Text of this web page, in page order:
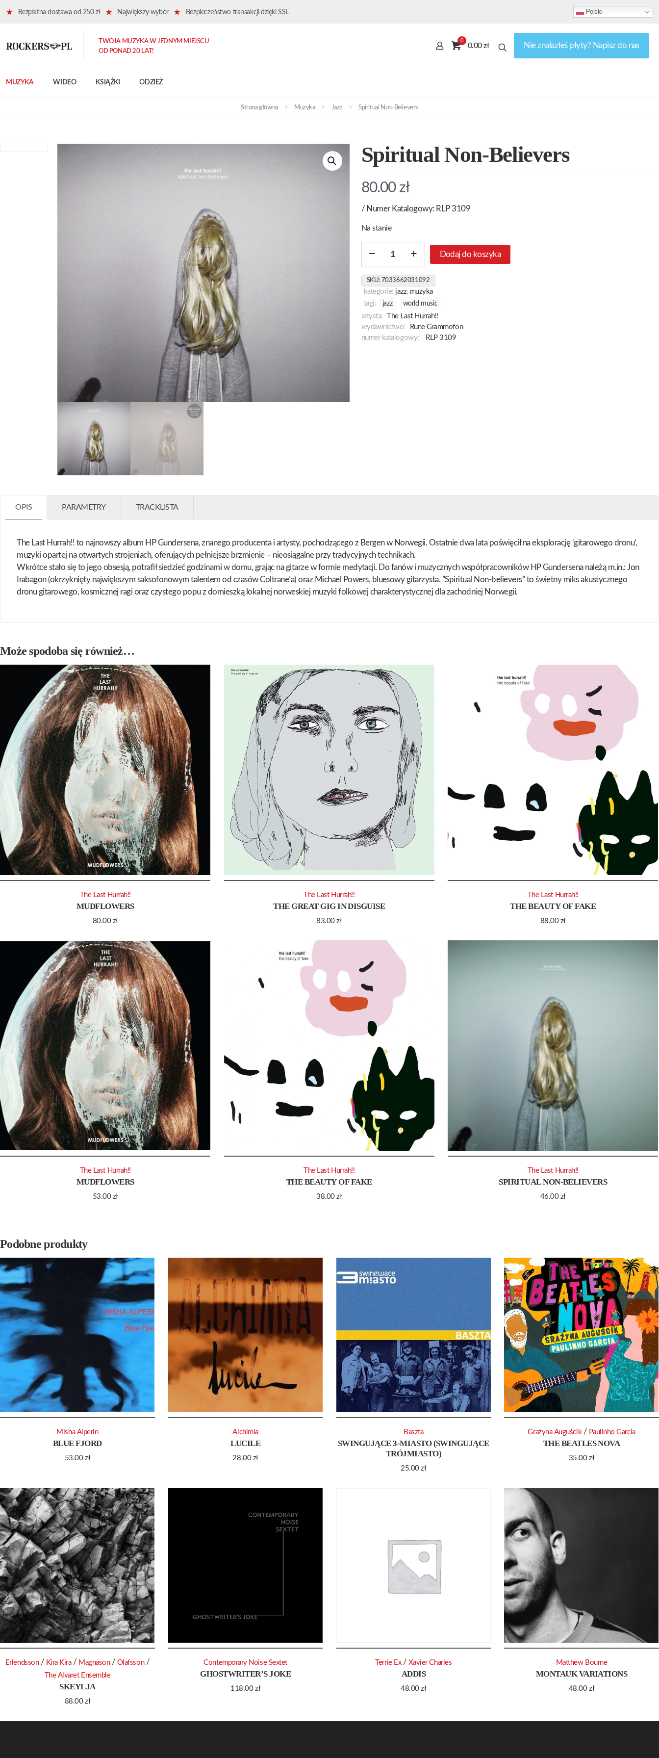
Bezpłatna dostawa od 250 zł Największy wybór Bezpieczeństwo transakcji dzięki SSL Polski
MUZYKA WIDEO KSIĄŻKI ODZIEŻ
TWOJA MUZYKA W JEDNYM MIEJSCU
OD PONAD 20 LAT!
0
0.00 zł Nie znalazłeś płyty? Napisz do nas
Strona główna Muzyka Jazz Spiritual Non-Believers
Spiritual Non-Believers
80.00 zł
/ Numer Katalogowy: RLP 3109
Na stanie
Believers
Dodaj do koszyka
SKU: 7033662031092
kategorie: jazz, muzyka
tagi:
jazz world music
artysta:
The Last Hurrah!!
wydawnictwo:
Rune Grammofon
numer katalogowy:
RLP 3109
OPIS PARAMETRY TRACKLISTA
The Last Hurrah!! to najnowszy album HP Gundersena, znanego producenta i artysty, pochodzącego z Bergen w Norwegii. Ostatnie dwa lata poświęcił na eksplorację ‘gitarowego dronu’,
muzyki opartej na otwartych strojeniach, oferujących pełniejsze brzmienie – nieosiągalne przy tradycyjnych technikach.
Wkrótce stało się to jego obsesją, potrafił siedzieć godzinami w domu, grając na gitarze w formie medytacji. Do fanów i muzycznych współpracowników HP Gundersena należą m.in.: Jon
Irabagon (okrzyknięty największym saksofonowym talentem od czasów Coltrane’a) oraz Michael Powers, bluesowy gitarzysta. ”Spiritual Non-believers” to świetny miks akustycznego
dronu gitarowego, kosmicznej ragi oraz czystego popu z domieszką lokalnej norweskiej muzyki folkowej charakterystycznej dla zachodniej Norwegii.
Może spodoba się również…
MUDFLOWERS
80.00 zł
The Last Hurrah!!
THE GREAT GIG IN DISGUISE
83.00zł
The Last Hurrah!!
THE BEAUTY OF FAKE
88.00 zł
The Last Hurrah!!
MUDFLOWERS
53.00 zł
The Last Hurrah!!
THE BEAUTY OF FAKE
38.00zł
The Last Hurrah!!
SPIRITUAL NON-BELIEVERS
46.00 zł
The Last Hurrah!!
Podobne produkty
BLUE FJORD
53.00zł
Misha Alperin
LUCILE
28.00 zł
Alchimia
SWINGUJĄCE 3-MIASTO (SWINGUJĄCE
TRÓJMIASTO)
25.00zł
Baszta
THE BEATLES NOVA
35.00zł
Grażyna Auguścik / Paulinho Garcia
SKEYLJA
88.00zł
Erlendsson / Kira Kira / Magnason / Olafsson /
The Alvaret Ensemble GHOSTWRITER’S JOKE
118.00 zł
Contemporary Noise Sextet
ADDIS
48.00zł
Terrie Ex / Xavier Charles
MONTAUK VARIATIONS
48.00zł
Matthew Bourne